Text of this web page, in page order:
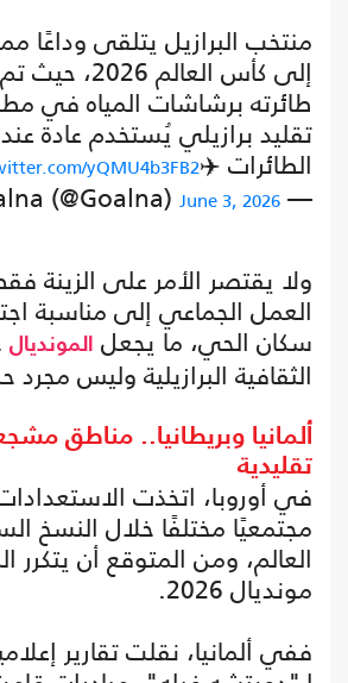
منتخب البرازيل يتلقى وداعًا
إلى كأس العالم
طائرته برشاشات المياه في
تقليد برازيلي يُستخدم عادة
الطائرات ✈️🇧🇷yQMU4b3FB2
— Goalna (@Goalna)
June 3, 2026
ولا يقتصر الأمر على الزينة
العمل الجماعي إلى مناسبة
سكان الحي، ما يجعل المونديال
الثقافية البرازيلية وليس
ألمانيا وبريطانيا.. مناطق
تقليدية
في أوروبا، اتخذت
مجتمعيًا مختلفًا خلال النسخ
العالم، ومن المتوقع أن
مونديال 2026.
ففي ألمانيا، نقلت تقارير